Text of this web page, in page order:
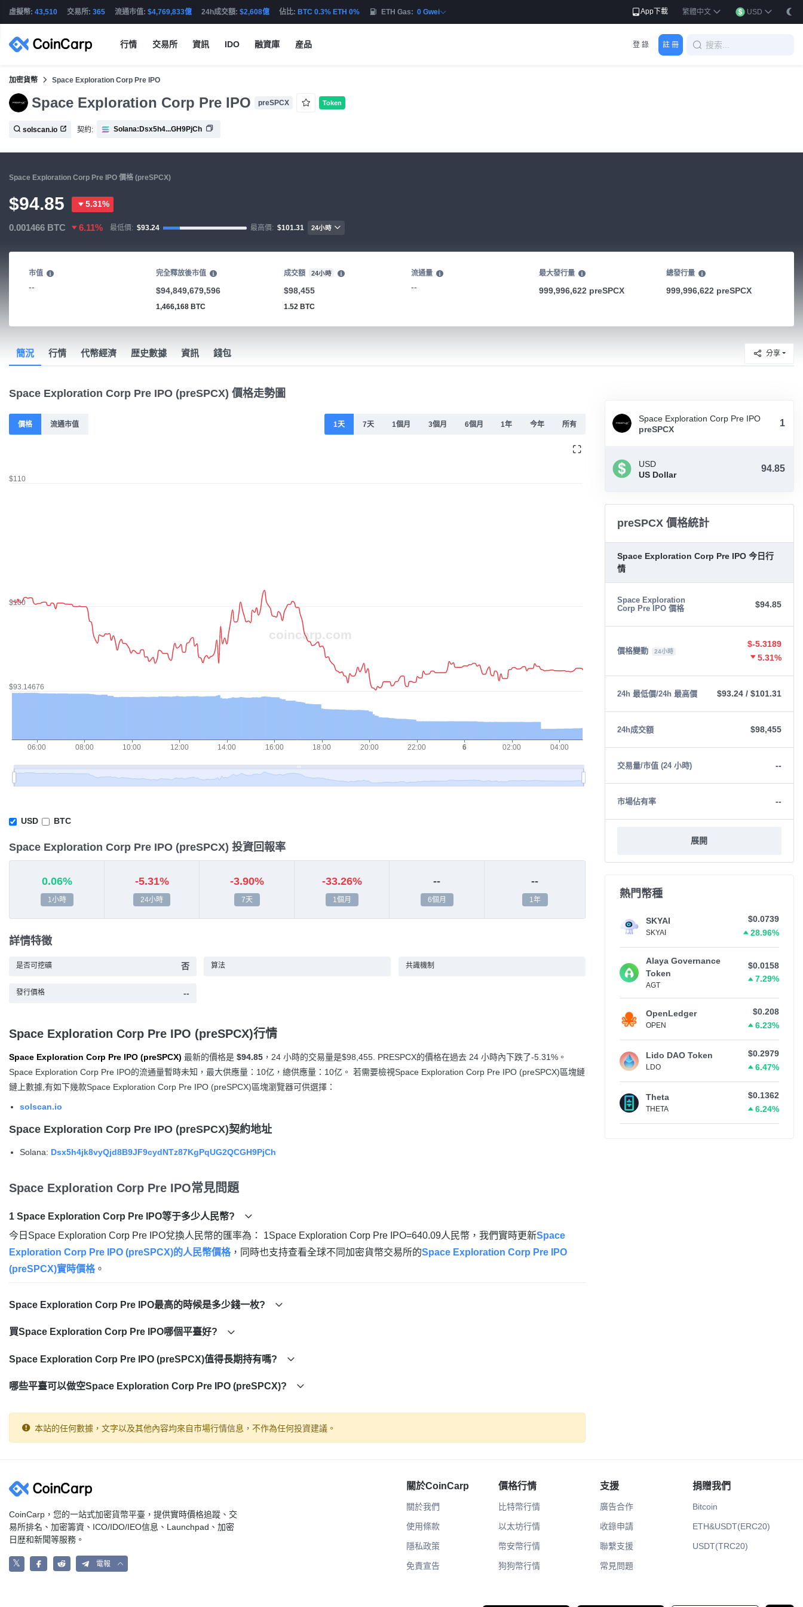
虛擬幣: 43,510 交易所: 365 流通市值: $4,769,833億 24h成交額: $2,608億 佔比: BTC 0.3% ETH 0% ETH Gas: 0 Gwei App下載 繁體中文 USD
行情 交易所 資訊 IDO 融資庫 産品 登 錄 註 冊
加密貨幣 Space Exploration Corp Pre IPO
Space Exploration Corp Pre IPO preSPCX Token
solscan.io 契約: Solana:Dsx5h4...GH9PjCh
Space Exploration Corp Pre IPO 價格 (preSPCX)
$94.85 5.31%
0.001466 BTC 6.11% 最低價: $93.24 最高價: $101.31 24小時
市值
--
完全釋放後市值
$94,849,679,596
1,466,168 BTC
成交額 24小時
$98,455
1.52 BTC
流通量
--
最大發行量
999,996,622 preSPCX
總發行量
999,996,622 preSPCX
簡況 行情 代幣經濟 歴史數據 資訊 錢包 分享
Space Exploration Corp Pre IPO (preSPCX) 價格走勢圖
價格 流通市值 1天 7天 1個月 3個月 6個月 1年 今年 所有
USD BTC
Space Exploration Corp Pre IPO (preSPCX) 投資回報率
0.06%
1小時
-5.31%
24小時
-3.90%
7天
-33.26%
1個月
--
6個月
--
1年
詳情特徵
是否可挖礦 否 算法 共識機制
發行價格 --
Space Exploration Corp Pre IPO (preSPCX)行情
Space Exploration Corp Pre IPO (preSPCX) 最新的價格是 $94.85 ，24 小時的交易量是$98,455 . PRESPCX的價格在過去 24 小時內下跌了-5.31% 。
Space Exploration Corp Pre IPO的流通量暫時未知，最大供應量：10亿，總供應量：10亿。 若需要檢視Space Exploration Corp Pre IPO (preSPCX)區塊鏈
鏈上數據,有如下幾款Space Exploration Corp Pre IPO (preSPCX)區塊瀏覽器可供選擇：
solscan.io
Space Exploration Corp Pre IPO (preSPCX)契約地址
Solana: Dsx5h4jk8vyQjd8B9JF9cydNTz87KgPqUG2QCGH9PjCh
Space Exploration Corp Pre IPO常見問題
1 Space Exploration Corp Pre IPO等于多少人民幣?
今日Space Exploration Corp Pre IPO兌換人民幣的匯率為： 1Space Exploration Corp Pre IPO=640.09人民幣，我們實時更新Space
Exploration Corp Pre IPO (preSPCX)的人民幣價格，同時也支持查看全球不同加密貨幣交易所的Space Exploration Corp Pre IPO
(preSPCX)實時價格。
Space Exploration Corp Pre IPO最高的時候是多少錢一枚?
買Space Exploration Corp Pre IPO哪個平臺好?
Space Exploration Corp Pre IPO (preSPCX)值得長期持有嗎?
哪些平臺可以做空Space Exploration Corp Pre IPO (preSPCX)?
本站的任何數據，文字以及其他內容均來自市場行情信息，不作為任何投資建議。
Space Exploration Corp Pre IPO
preSPCX
USD
US Dollar
preSPCX 價格統計
Space Exploration Corp Pre IPO 今日行
情
Space Exploration
Corp Pre IPO 價格
$94.85
價格變動 24小時
$-5.3189
5.31%
24h 最低價/24h 最高價 $93.24 / $101.31
24h成交額 $98,455
交易量/市值 (24 小時) --
市場佔有率 --
展開
熱門幣種
SKYAI
SKYAI
$0.0739
28.96%
Alaya Governance
Token
AGT
$0.0158
7.29%
OpenLedger
OPEN
$0.208
6.23%
Lido DAO Token
LDO
$0.2979
6.47%
Theta
THETA
$0.1362
6.24%
CoinCarp，您的一站式加密貨幣平臺，提供實時價格追蹤、交
易所排名、加密籌資、ICO/IDO/IEO信息、Launchpad、加密
日歴和新聞等服務。
𝕏 電報
關於CoinCarp
關於我們
使用條款
隱私政策
免責宣告
價格行情
比特幣行情
以太坊行情
幣安幣行情
狗狗幣行情
支援
廣告合作
收錄申請
聯繫支援
常見問題
捐贈我們
Bitcoin
ETH&USDT(ERC20)
USDT(TRC20)